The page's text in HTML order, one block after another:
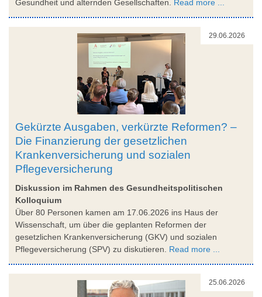
Gesundheit und alternden Gesellschaften. Read more ...
29.06.2026
Gekürzte Ausgaben, verkürzte Reformen? –
Die Finanzierung der gesetzlichen
Krankenversicherung und sozialen
Pflegeversicherung
Diskussion im Rahmen des Gesundheitspolitischen
Kolloquium
Über 80 Personen kamen am 17.06.2026 ins Haus der
Wissenschaft, um über die geplanten Reformen der
gesetzlichen Krankenversicherung (GKV) und sozialen
Pflegeversicherung (SPV) zu diskutieren. Read more ...
25.06.2026